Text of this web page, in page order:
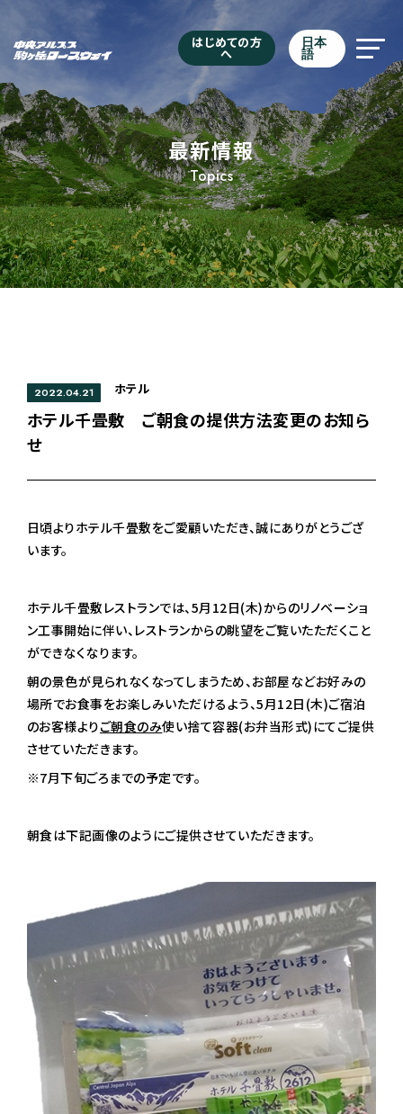
はじめての方
へ
日本
語
最新情報
Topics
2022.04.21 ホテル
ホテル千畳敷 ご朝食の提供方法変更のお知ら
せ
日頃よりホテル千畳敷をご愛顧いただき、誠にありがとうござ
います。
ホテル千畳敷レストランでは、5月12日(木)からのリノベーショ
ン工事開始に伴い、レストランからの眺望をご覧いたただくこと
ができなくなります。
朝の景色が見られなくなってしまうため、お部屋などお好みの
場所でお食事をお楽しみいただけるよう、5月12日(木)ご宿泊
のお客様よりご朝食のみ使い捨て容器(お弁当形式)にてご提供
させていただきます。
※7月下旬ごろまでの予定です。
朝食は下記画像のようにご提供させていただきます。